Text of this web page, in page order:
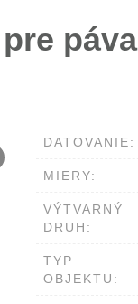
páva
DATOVANIE:
MIERY:
VÝTVARNÝ
DRUH:
TYP
OBJEKTU: